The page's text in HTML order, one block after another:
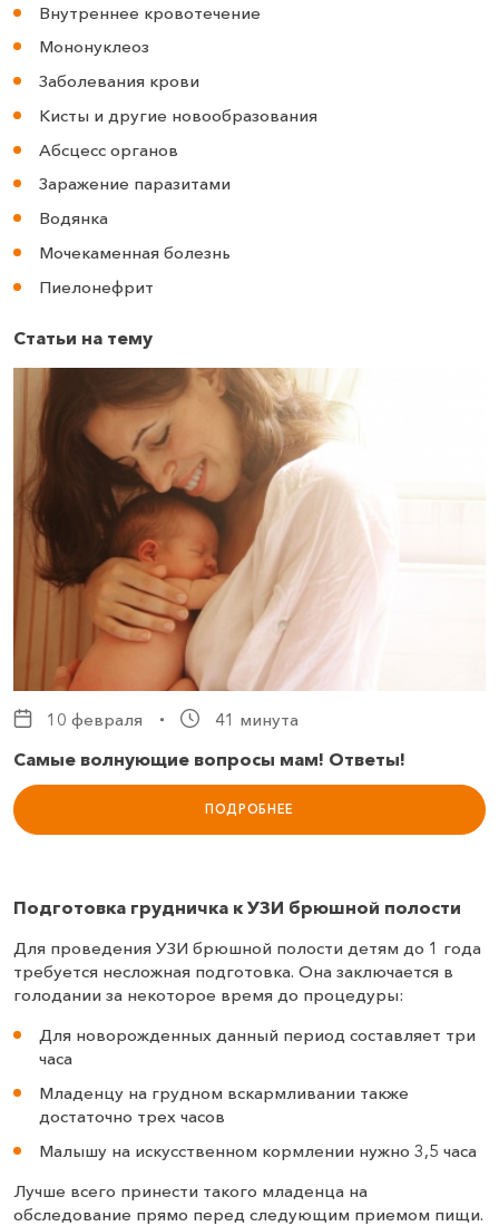
Внутреннее кровотечение
Мононуклеоз
Заболевания крови
Кисты и другие новообразования
Абсцесс органов
Заражение паразитами
Водянка
Мочекаменная болезнь
Пиелонефрит
Статьи на тему
10 февраля 41 минута
Самые волнующие вопросы мам! Ответы!
ПОДРОБНЕЕ
Подготовка грудничка к УЗИ брюшной полости
Для проведения УЗИ брюшной полости детям до 1 года
требуется несложная подготовка. Она заключается в
голодании за некоторое время до процедуры:
Для новорожденных данный период составляет три
часа
Младенцу на грудном вскармливании также
достаточно трех часов
Малышу на искусственном кормлении нужно 3,5 часа
Лучше всего принести такого младенца на
обследование прямо перед следующим приемом пищи.